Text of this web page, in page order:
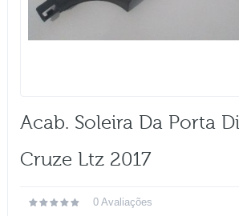
Acab. Soleira Da Porta
Cruze Ltz 2017
0 Avaliações